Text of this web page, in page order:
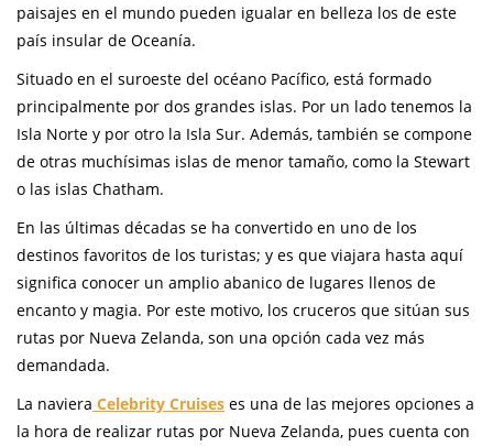
paisajes en el mundo pueden igualar en belleza los de este
país insular de Oceanía.
Situado en el suroeste del océano Pacífico, está formado
principalmente por dos grandes islas. Por un lado tenemos la
Isla Norte y por otro la Isla Sur. Además, también se compone
de otras muchísimas islas de menor tamaño, como la Stewart
o las islas Chatham.
En las últimas décadas se ha convertido en uno de los
destinos favoritos de los turistas; y es que viajara hasta aquí
significa conocer un amplio abanico de lugares llenos de
encanto y magia. Por este motivo, los cruceros que sitúan sus
rutas por Nueva Zelanda, son una opción cada vez más
demandada.
La naviera Celebrity Cruises es una de las mejores opciones a
la hora de realizar rutas por Nueva Zelanda, pues cuenta con